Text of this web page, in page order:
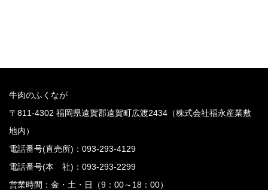
牛肉のふくなが
〒811-4302 福岡県遠賀郡遠賀町広渡2434（株式会社福永産業敷
地内）
電話番号(直売所)：093-293-4129
電話番号(本 社)：093-293-2299
営業時間：金・土・日（9：00～18：00）